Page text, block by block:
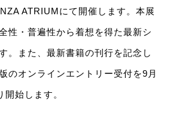
ATRIUMにて開催します。本展
性・普遍性から着想を得た最新シ
。また、最新書籍の刊行を記念し
のオンラインエントリー受付を9月
始します。